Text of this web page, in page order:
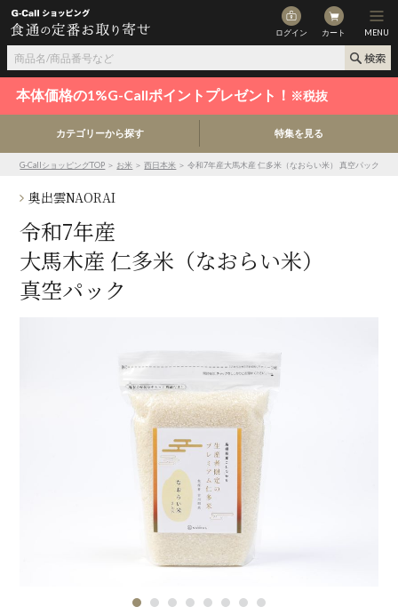
ログイン カート MENU
本体価格の1%G-Callポイントプレゼント！ ※税抜
カテゴリーから探す 特集を見る
G-CallショッピングTOP ＞ お米 ＞西日本米 ＞ 令和7年産大馬木産 仁多米（なおらい米） 真空パック
奥出雲NAORAI
令和7年産
大馬木産 仁多米（なおらい米）
真空パック